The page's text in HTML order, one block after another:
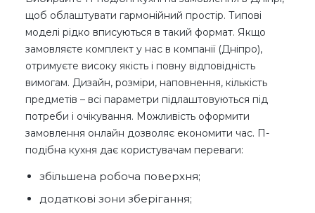
щоб облаштувати гармонійний простір. Типові
моделі рідко вписуються в такий формат. Якщо
замовляєте комплект у нас в компанії (Дніпро),
отримуєте високу якість і повну відповідність
вимогам. Дизайн, розміри, наповнення, кількість
предметів – всі параметри підлаштовуються під
потреби і очікування. Можливість оформити
замовлення онлайн дозволяє економити час. П-
подібна кухня дає користувачам переваги:
збільшена робоча поверхня;
додаткові зони зберігання;